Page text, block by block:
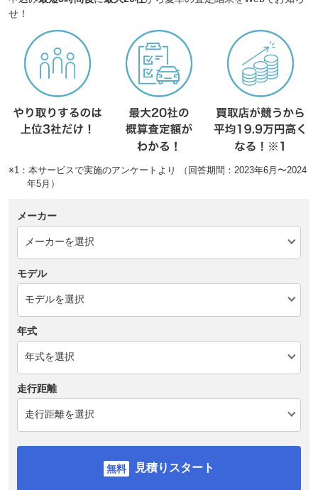
せ！
※1：本サービスで実施のアンケートより （回答期間：2023年6月〜2024
年5月）
メーカー
モデル
年式
走行距離
見積りスタート